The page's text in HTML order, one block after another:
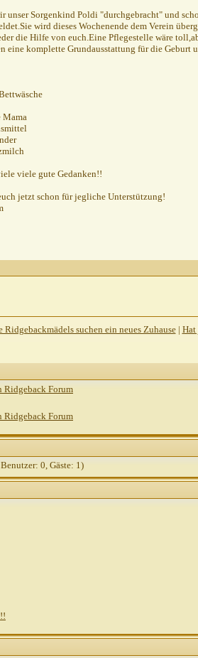
29.06.2011,16:19
17:01
29.06.2011,17:14
30.06.2011,
unser Sorgenkind Poldi "durchgebracht" und
wird dieses Wochenende dem Verein
die Hilfe von euch.Eine Pflegestelle wäre
eine komplette Grundausstattung für die Geburt
Mama
viele gute Gedanken!!
jetzt schon für jegliche Unterstützung!
Ridgebackmädels suchen ein neues Zuhause| Hat
Ridgeback Forum
Ridgeback Forum
0, Gäste: 1)